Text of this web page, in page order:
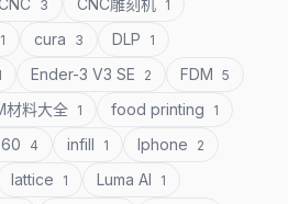
3 CNC雕刻机 1
1 cura 3 DLP 1
Ender-3 V3 SE 2 FDM 5
材料大全 1 food printing 1
4 infill 1 Iphone 2
lattice 1 Luma AI 1